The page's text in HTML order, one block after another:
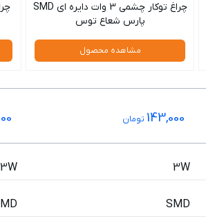
چراغ توکار چشمی 3 وات دايره اي SMD
پارس شعاع توس
مشاهده محصول
143,000 تومان
3W
3W
SMD